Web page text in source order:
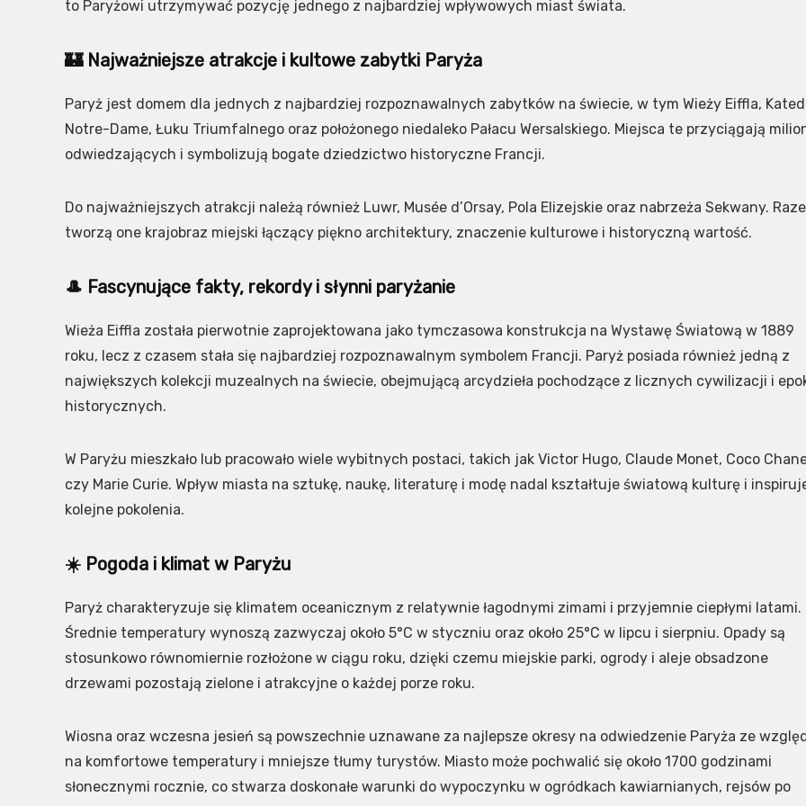
to Paryżowi utrzymywać pozycję jednego z najbardziej wpływowych miast świata.
🏰 Najważniejsze atrakcje i kultowe zabytki Paryża
Paryż jest domem dla jednych z najbardziej rozpoznawalnych zabytków na świecie, w tym Wieży Eiffla,
Notre-Dame, Łuku Triumfalnego oraz położonego niedaleko Pałacu Wersalskiego. Miejsca te przyciągają
odwiedzających i symbolizują bogate dziedzictwo historyczne Francji.
Do najważniejszych atrakcji należą również Luwr, Musée d’Orsay, Pola Elizejskie oraz nabrzeża Sekwany.
tworzą one krajobraz miejski łączący piękno architektury, znaczenie kulturowe i historyczną wartość.
🎩 Fascynujące fakty, rekordy i słynni paryżanie
Wieża Eiffla została pierwotnie zaprojektowana jako tymczasowa konstrukcja na Wystawę Światową w 1889
roku, lecz z czasem stała się najbardziej rozpoznawalnym symbolem Francji. Paryż posiada również jedną z
największych kolekcji muzealnych na świecie, obejmującą arcydzieła pochodzące z licznych cywilizacji i
historycznych.
W Paryżu mieszkało lub pracowało wiele wybitnych postaci, takich jak Victor Hugo, Claude Monet, Coco
czy Marie Curie. Wpływ miasta na sztukę, naukę, literaturę i modę nadal kształtuje światową kulturę i
kolejne pokolenia.
☀️ Pogoda i klimat w Paryżu
Paryż charakteryzuje się klimatem oceanicznym z relatywnie łagodnymi zimami i przyjemnie ciepłymi latami.
Średnie temperatury wynoszą zazwyczaj około 5°C w styczniu oraz około 25°C w lipcu i sierpniu. Opady są
stosunkowo równomiernie rozłożone w ciągu roku, dzięki czemu miejskie parki, ogrody i aleje obsadzone
drzewami pozostają zielone i atrakcyjne o każdej porze roku.
Wiosna oraz wczesna jesień są powszechnie uznawane za najlepsze okresy na odwiedzenie Paryża ze
na komfortowe temperatury i mniejsze tłumy turystów. Miasto może pochwalić się około 1700 godzinami
słonecznymi rocznie, co stwarza doskonałe warunki do wypoczynku w ogródkach kawiarnianych, rejsów po